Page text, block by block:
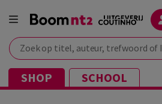
Zoek op titel, auteur, trefwoord of ISBN
SHOP SCHOOL